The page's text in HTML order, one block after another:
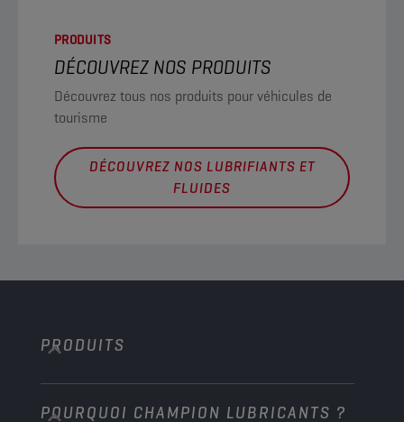
PRODUITS
DÉCOUVREZ NOS PRODUITS
Découvrez tous nos produits pour véhicules de
tourisme
DÉCOUVREZ NOS LUBRIFIANTS ET
FLUIDES
PRODUITS
Voitures de tourisme
POURQUOI CHAMPION LUBRICANTS ?